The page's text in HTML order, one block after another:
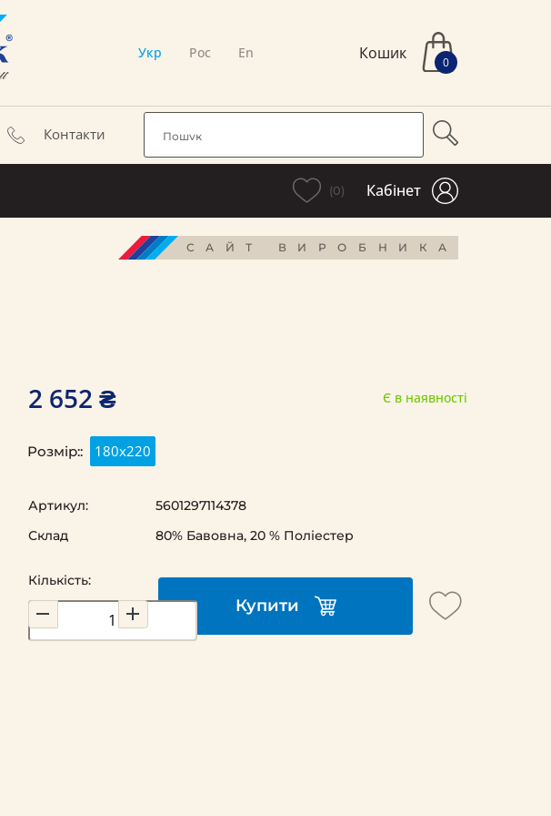
Укр Рос En Кошик 0
Контакти
(0) Кабінет
САЙТ ВИРОБНИКА
2 652 ₴ Є в наявності
Розмір:: 180x220
Кількість:
Купити
Артикул:
5601297114378
Склад
80% Бавовна, 20 % Поліестер